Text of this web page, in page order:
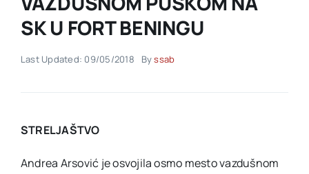
Akti SSAB
SK U FORT BENINGU
Last Updated: 09/05/2018 Byssab
STRELJAŠTVO
Andrea Arsović je osvojila osmo mesto vazdušnom